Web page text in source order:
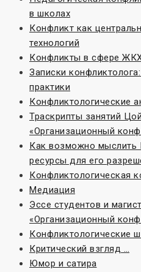
в школах
Конфликт как
технологий
Конфликты в сфере
Записки
практики
Конфликтологические
Траскрипты занятий
«Организационный
Как возможно
ресурсы для его
Конфликтологическая
Медиация
Эссе студентов и
«Организационный
Конфликтологические
Критический взгляд …
Юмор и сатира